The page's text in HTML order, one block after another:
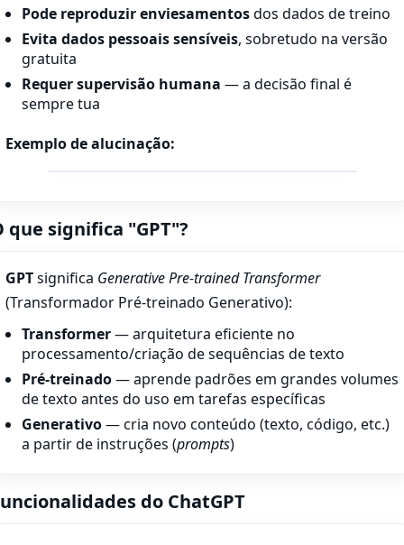
Pode reproduzir enviesamentosdos dados de treino
Evita dados pessoais sensíveis, sobretudo na versão
gratuita
Requer supervisão humana — a decisão final é
sempre tua
Exemplo de alucinação:
que significa "GPT"?
GPTsignifica Generative Pre-trained Transformer
(Transformador Pré-treinado Generativo):
Transformer— arquitetura eficiente no
processamento/criação de sequências de texto
Pré-treinado— aprende padrões em grandes volumes
de texto antes do uso em tarefas específicas
Generativo— cria novo conteúdo (texto, código, etc.)
a partir de instruções (prompts)
do ChatGPT